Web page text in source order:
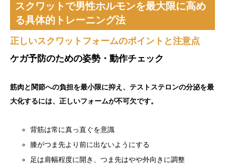
スクワットで男性ホルモンを最大限に高め
る具体的トレーニング法
正しいスクワットフォームのポイントと注意点
ケガ予防のための姿勢・動作チェック
筋肉と関節への負担を最小限に抑え、テストステロンの分泌を最
大化するには、正しいフォームが不可欠です。
背筋は常に真っ直ぐを意識
膝がつま先より前に出ないようにする
足は肩幅程度に開き、つま先はやや外向きに調整